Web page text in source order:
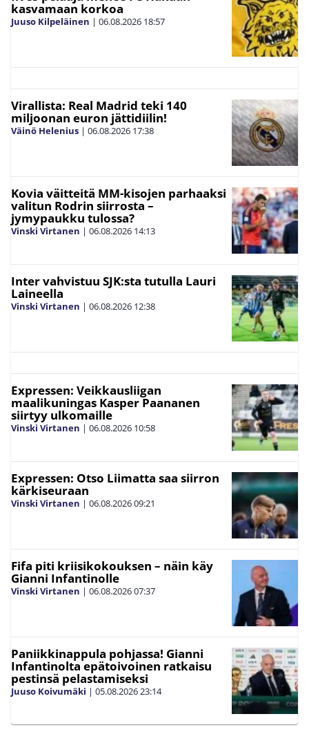
kasvamaan korkoa
Juuso Kilpeläinen | 06.08.2026 18:57
Virallista: Real Madrid teki 140
miljoonan euron jättidiilin!
Väinö Helenius | 06.08.2026 17:38
Kovia väitteitä MM-kisojen parhaaksi
valitun Rodrin siirrosta –
jymypaukku tulossa?
Vinski Virtanen | 06.08.2026 14:13
Inter vahvistuu SJK:sta tutulla Lauri
Laineella
Vinski Virtanen | 06.08.2026 12:38
Expressen: Veikkausliigan
maalikuningas Kasper Paananen
siirtyy ulkomaille
Vinski Virtanen | 06.08.2026 10:58
Expressen: Otso Liimatta saa siirron
kärkiseuraan
Vinski Virtanen | 06.08.202609:21
Fifa piti kriisikokouksen – näin käy
Gianni Infantinolle
Vinski Virtanen | 06.08.202607:37
Paniikkinappula pohjassa! Gianni
Infantinolta epätoivoinen ratkaisu
pestinsä pelastamiseksi
Juuso Koivumäki | 05.08.202623:14